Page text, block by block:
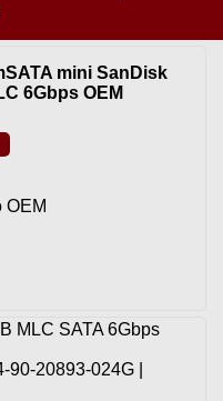
mini SanDisk
6Gbps OEM
OEM
MLC SATA 6Gbps
20893-024G |